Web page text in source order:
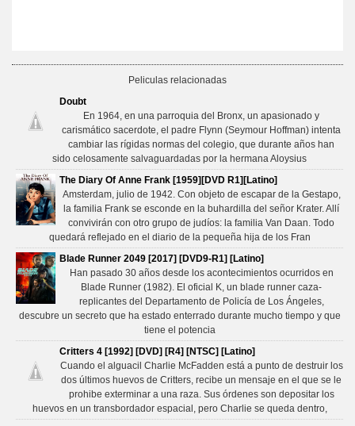
Peliculas relacionadas
Doubt
En 1964, en una parroquia del Bronx, un apasionado y
carismático sacerdote, el padre Flynn (Seymour Hoffman) intenta
cambiar las rígidas normas del colegio, que durante años han
sido celosamente salvaguardadas por la hermana Aloysius
The Diary Of Anne Frank [1959][DVD R1][Latino]
Amsterdam, julio de 1942. Con objeto de escapar de la Gestapo,
la familia Frank se esconde en la buhardilla del señor Krater. Allí
convivirán con otro grupo de judíos: la familia Van Daan. Todo
quedará reflejado en el diario de la pequeña hija de los Fran
Blade Runner 2049 [2017] [DVD9-R1] [Latino]
Han pasado 30 años desde los acontecimientos ocurridos en
Blade Runner (1982). El oficial K, un blade runner caza-
replicantes del Departamento de Policía de Los Ángeles,
descubre un secreto que ha estado enterrado durante mucho tiempo y que
tiene el potencia
Critters 4 [1992] [DVD] [R4] [NTSC] [Latino]
Cuando el alguacil Charlie McFadden está a punto de destruir los
dos últimos huevos de Critters, recibe un mensaje en el que se le
prohibe exterminar a una raza. Sus órdenes son depositar los
huevos en un transbordador espacial, pero Charlie se queda dentro,